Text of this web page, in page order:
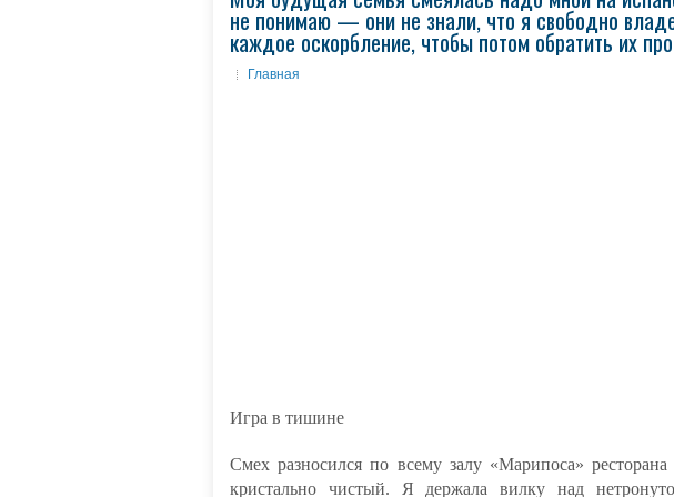
не понимаю — они не знали, что я свободно
каждое оскорбление, чтобы потом обратить их
Главная
Игра в тишине
Смех разносился по всему залу «Марипоса»
кристально чистый. Я держала вилку над